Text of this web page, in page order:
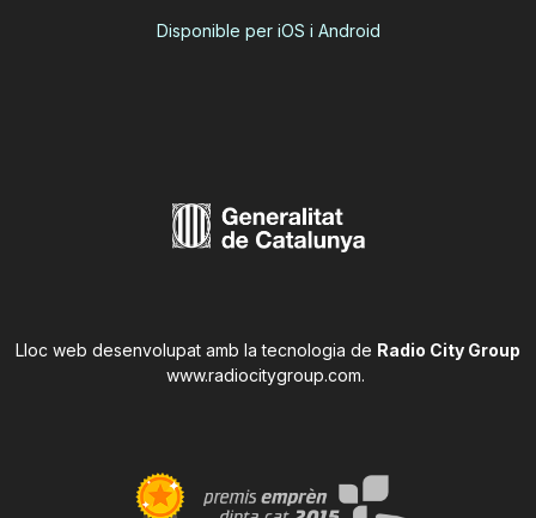
Disponible per iOS i Android
Lloc web desenvolupat amb la tecnologia de Radio City Group
www.radiocitygroup.com.